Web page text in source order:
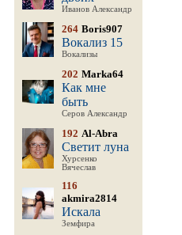
Иванов Александр
264 Boris907
Вокализ 15
Вокализы
202 Marka64
Как мне
быть
Серов Александр
192 Al-Abra
Светит луна
Хурсенко
Вячеслав
116
akmira2814
Искала
Земфира